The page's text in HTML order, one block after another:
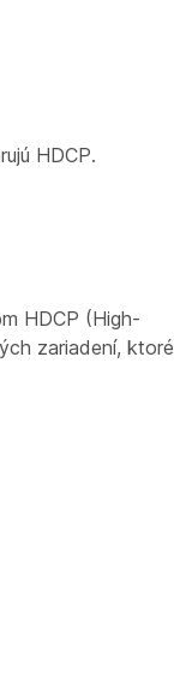
HDCP.
HDCP (High-
zariadení, ktoré